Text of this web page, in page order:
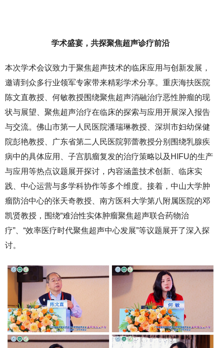
学术盛宴，共探聚焦超声诊疗前沿
本次学术会议致力于聚焦超声技术的临床应用与创新发展，
邀请到众多行业领军专家带来精彩学术分享。重庆海扶医院
陈文直教授、何敏教授围绕聚焦超声消融治疗恶性肿瘤的现
状与展望、聚焦超声治疗在临床的探索与应用开展深入报告
与交流。佛山市第一人民医院潘瑞琳教授、深圳市妇幼保健
院彭艳教授、广东省第二人民医院郭蕾教授分别围绕乳腺疾
病中的具体应用、子宫肌瘤复发的治疗策略以及HIFU的生产
与应用等热点议题展开探讨，内容涵盖技术创新、临床实
践、中心运营与多学科协作等多个维度。接着，中山大学肿
瘤防治中心的张天奇教授、南方医科大学第八附属医院的邓
凯贤教授，围绕“难治性实体肿瘤聚焦超声联合药物治
疗”、“效率医疗时代聚焦超声中心发展”等议题展开了深入探
讨。